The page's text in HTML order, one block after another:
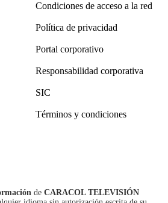
Condiciones de acceso a la red
Política de privacidad
Portal corporativo
Responsabilidad corporativa
SIC
Términos y condiciones
de CARACOL TELEVISIÓN